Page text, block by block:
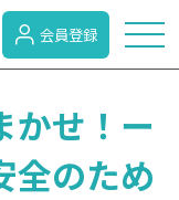
会員登録
かせ！ー
全のため